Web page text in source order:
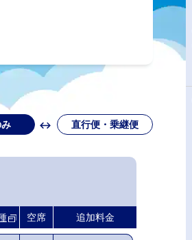
直行便・乗継便
空席 追加料金